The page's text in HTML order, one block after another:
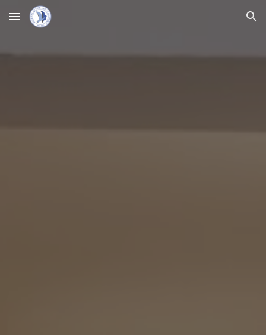
Skip to main content Skip to navigation